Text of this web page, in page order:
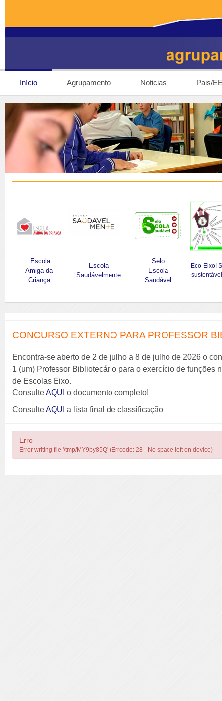
Início Agrupamento Noticias Pais/EE
Escola
Amiga da
Criança
Escola
Saudávelmente
Selo
Escola
Saudável
Eco-Eixo!
CONCURSO EXTERNO PARA PROFESSOR
Encontra-se aberto de 2 de julho a 8 de julho de 2026 o
1 (um) Professor Bibliotecário para o exercício de funções
de Escolas Eixo.
ConsulteAQUI o documento completo!
ConsulteAQUI a lista final de classificação
Erro
Error writing file '/tmp/MY9by85Q' (Errcode: 28 - No space left on device)